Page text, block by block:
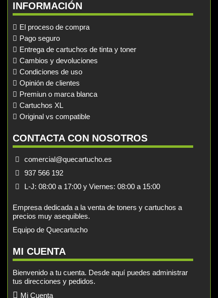
INFORMACIÓN
El proceso de compra
Pago seguro
Entrega de cartuchos de tinta y toner
Cambios y devoluciones
Condiciones de uso
Opinión de clientes
Premiun o marca blanca
Cartuchos XL
Original vs compatible
CONTACTA CON NOSOTROS
comercial@quecartucho.es
937 566 192
L-J: 08:00 a 17:00 y Viernes: 08:00 a 15:00
Empresa dedicada a la venta de toners y cartuchos a
precios muy asequibles.
Equipo de Quecartucho
MI CUENTA
Bienvenido a tu cuenta. Desde aquí puedes administrar
tus direcciones y pedidos.
Mi Cuenta